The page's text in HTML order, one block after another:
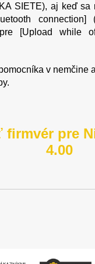
SIETE), aj keď sa
connection]
[Upload while
v nemčine
pre
4.00